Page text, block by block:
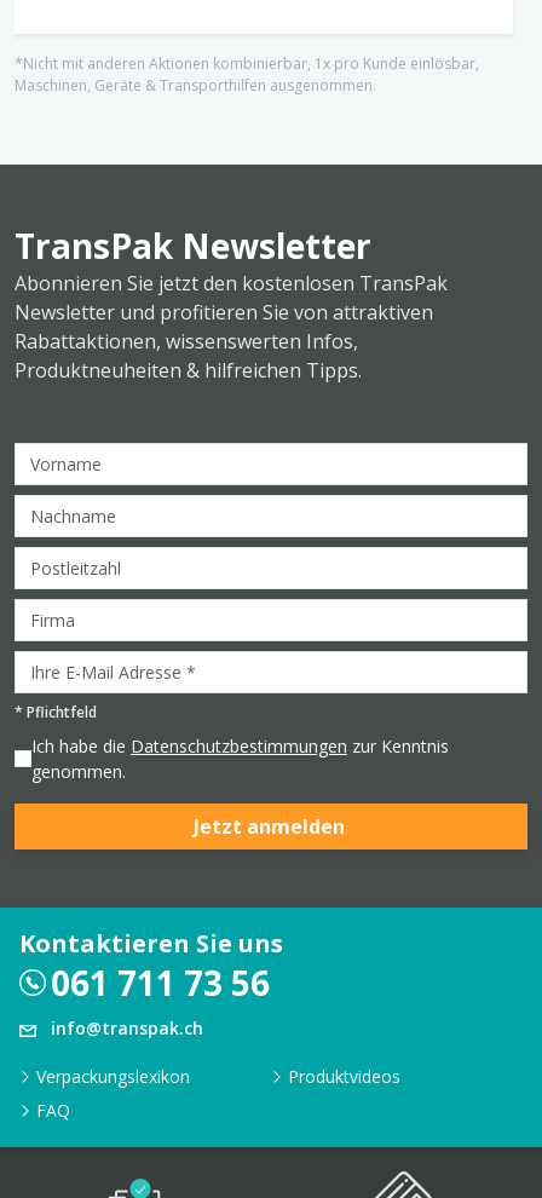
*Nicht mit anderen Aktionen kombinierbar, 1x pro Kunde einlösbar,
Maschinen, Geräte & Transporthilfen ausgenommen.
TransPak Newsletter
Abonnieren Sie jetzt den kostenlosen TransPak
Newsletter und profitieren Sie von attraktiven
Rabattaktionen, wissenswerten Infos,
Produktneuheiten & hilfreichen Tipps.
* Pflichtfeld
Ich habe die Datenschutzbestimmungen zur Kenntnis
genommen.
Jetzt anmelden
Kontaktieren Sie uns
061 711 73 56
info@transpak.ch
Verpackungslexikon
Produktvideos
FAQ